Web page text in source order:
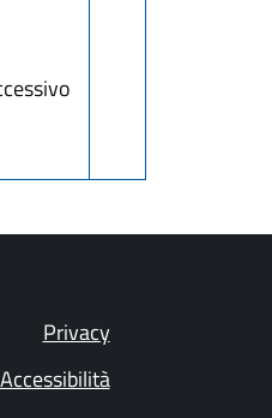
Privacy
Accessibilità